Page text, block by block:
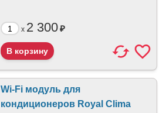
x 2 300₽
Wi-Fi модуль для
кондиционеров Royal Clima